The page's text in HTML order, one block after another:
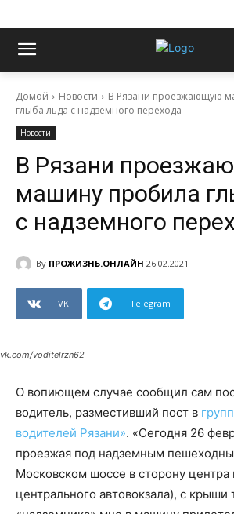
Домой Новости
В Рязани проезжающую
глыба льда с надземного перехода
Новости
В Рязани
машину пробила
с надземного
By ПРОЖИЗНЬ.ОНЛАЙН 26.02.2021
VK Telegram
vk.com/voditelrzn62
О вопиющем случае сообщил сам
водитель, разместивший пост в
водителей Рязани». «Сегодня 26
проезжая под надземным
Московском шоссе в сторону центра
центрального автовокзала), с крыши